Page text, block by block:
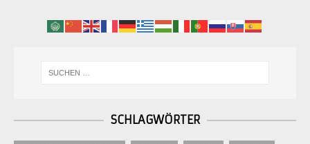
SCHLAGWÖRTER